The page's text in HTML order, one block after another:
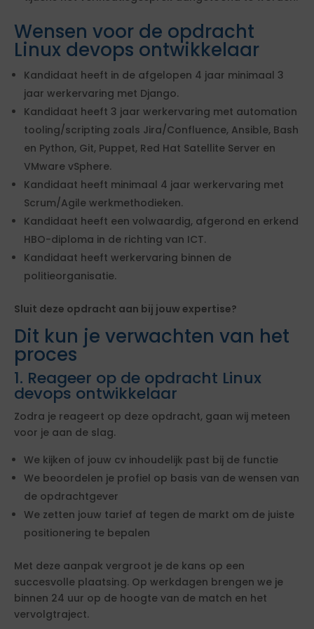
Wensen voor de opdracht
Linux devops ontwikkelaar
Kandidaat heeft in de afgelopen 4 jaar minimaal 3
jaar werkervaring met Django.
Kandidaat heeft 3 jaar werkervaring met automation
tooling/scripting zoals Jira/Confluence, Ansible, Bash
en Python, Git, Puppet, Red Hat Satellite Server en
VMware vSphere.
Kandidaat heeft minimaal 4 jaar werkervaring met
Scrum/Agile werkmethodieken.
Kandidaat heeft een volwaardig, afgerond en erkend
HBO-diploma in de richting van ICT.
Kandidaat heeft werkervaring binnen de
politieorganisatie.
Sluit deze opdracht aan bij jouw expertise?
Dit kun je verwachten van het
proces
1. Reageer op de opdracht Linux
devops ontwikkelaar
Zodra je reageert op deze opdracht, gaan wij meteen
voor je aan de slag.
We kijken of jouw cv inhoudelijk past bij de functie
We beoordelen je profiel op basis van de wensen van
de opdrachtgever
We zetten jouw tarief af tegen de markt om de juiste
positionering te bepalen
Met deze aanpak vergroot je de kans op een
succesvolle plaatsing. Op werkdagen brengen we je
binnen 24 uur op de hoogte van de match en het
vervolgtraject.